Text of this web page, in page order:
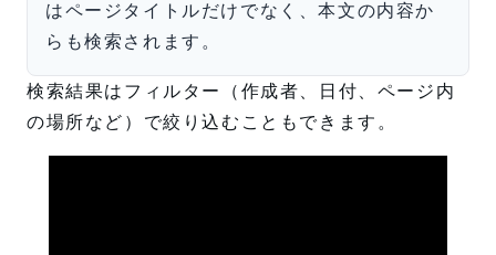
はページタイトルだけでなく、本文の内容か
らも検索されます。
検索結果はフィルター（作成者、日付、ページ内
の場所など）で絞り込むこともできます。